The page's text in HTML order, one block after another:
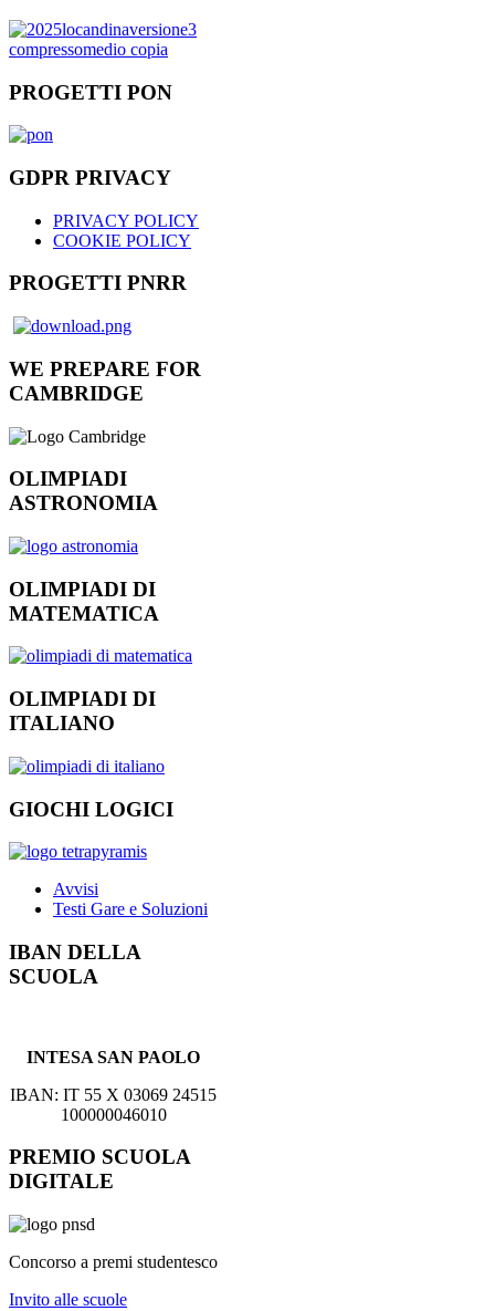
PROGETTI PON
GDPR PRIVACY
PRIVACY POLICY
COOKIE POLICY
PROGETTI PNRR
WE PREPARE FOR
CAMBRIDGE
OLIMPIADI
ASTRONOMIA
OLIMPIADI DI
MATEMATICA
OLIMPIADI DI
ITALIANO
GIOCHI LOGICI
Avvisi
Testi Gare e Soluzioni
IBAN DELLA
SCUOLA
INTESA SAN PAOLO
IBAN: IT 55 X 03069 24515
100000046010
PREMIO SCUOLA
DIGITALE
Concorso a premi studentesco
Invito alle scuole